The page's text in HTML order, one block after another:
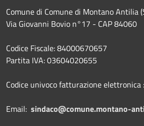
Comune di Comune di Montano Antilia
Via Giovanni Bovio n°17 - CAP 84060
Codice Fiscale: 84000670657
Partita IVA: 03604020655
Codice univoco fatturazione elettronica
Email: sindaco@comune.montano-